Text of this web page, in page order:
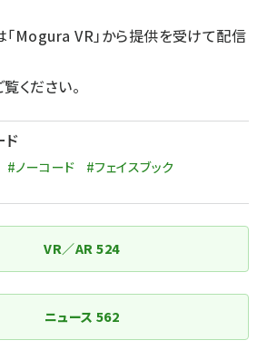
Mogura VR」から提供を受けて配信
ください。
#ノーコード
#フェイスブック
VR／AR524
ニュース 562